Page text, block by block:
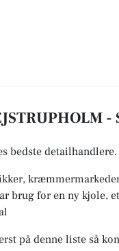
-
bedste detailhandlere.
brug for en ny kjole,
på denne liste så